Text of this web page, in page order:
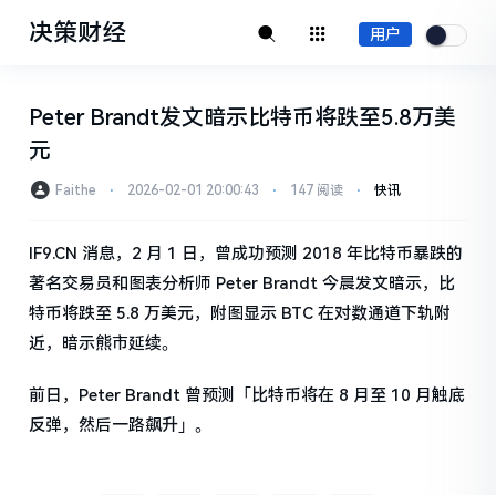
决策财经 用户
Peter Brandt发文暗示比特币将跌至5.8万美
元
Faithe ⋅ 2026-02-01 20:00:43 ⋅ 147 阅读 ⋅ 快讯
IF9.CN 消息，2 月 1 日，曾成功预测 2018 年比特币暴跌的
著名交易员和图表分析师 Peter Brandt 今晨发文暗示，比
特币将跌至 5.8 万美元，附图显示 BTC 在对数通道下轨附
近，暗示熊市延续。
前日，Peter Brandt 曾预测「比特币将在 8 月至 10 月触底
反弹，然后一路飙升」。